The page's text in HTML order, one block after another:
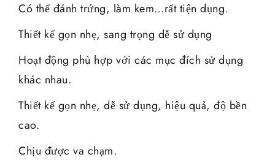
Có thể đánh trứng, làm kem…rất tiện dụng.
Thiết kế gọn nhẹ, sang trọng dễ sử dụng
Hoạt động phù hợp với các mục đích sử dụng
khác nhau.
Thiết kế gọn nhẹ, dễ sử dụng, hiệu quả, độ bền
cao.
Chịu được va chạm.